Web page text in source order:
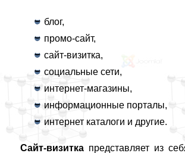
блог,
промо-сайт,
сайт-визитка,
социальные сети,
интернет-магазины,
информационные порталы,
интернет каталоги и другие.
Сайт-визитка представляет из